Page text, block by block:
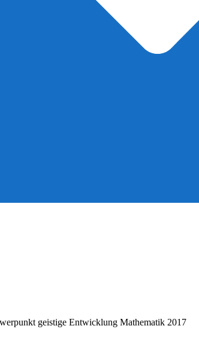
geistige Entwicklung Mathematik 2017